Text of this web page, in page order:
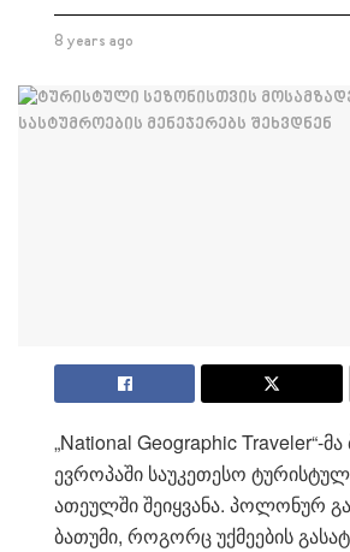
8 years ago
„National Geographic Traveler“-
ევროპაში საუკეთესო
ათეულში შეიყვანა. პოლონურ
ბათუმი, როგორც უქმეების